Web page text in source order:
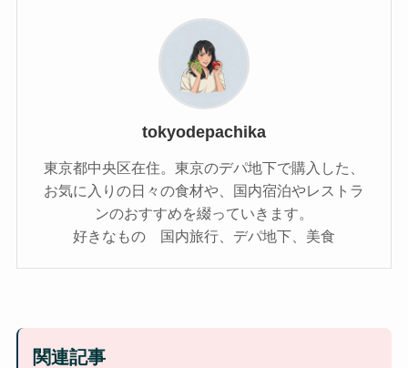
tokyodepachika
東京都中央区在住。東京のデパ地下で購入した、
お気に入りの日々の食材や、国内宿泊やレストラ
ンのおすすめを綴っていきます。
好きなもの 国内旅行、デパ地下、美食
関連記事